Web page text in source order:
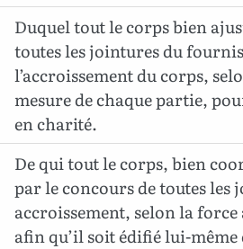
Duquel tout le corps bien
toutes les jointures du
l’accroissement du corps,
mesure de chaque partie,
en charité.
De qui tout le corps, bien
par le concours de toutes
accroissement, selon la force
afin qu’il soit édifié lui-